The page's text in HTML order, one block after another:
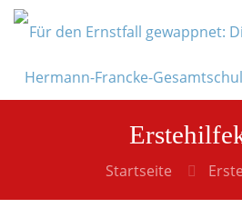
Startseite